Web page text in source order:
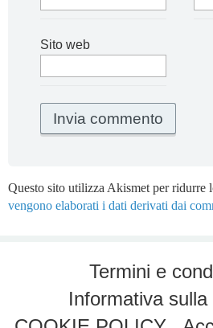
Sito web
Questo sito utilizza Akismet per ridurre
vengono elaborati i dati derivati dai
Termini e
Informativa